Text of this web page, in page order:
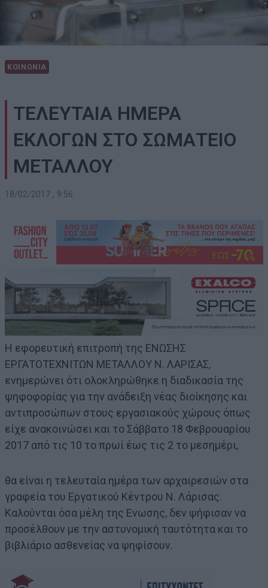
ΚΟΙΝΩΝΙΑ
ΤΕΛΕΥΤΑΙΑ ΗΜΕΡΑ
ΕΚΛΟΓΩΝ ΣΤΟ ΣΩΜΑΤΕΙΟ
ΜΕΤΑΛΛΟΥ
18/02/2017 , 9:56
Η εφορευτική επιτροπή της ΕΝΩΣΗΣ
ΕΡΓΑΤΟΤΕΧΝΙΤΩΝ ΜΕΤΑΛΛΟΥ Ν. ΛΑΡΙΣΑΣ,
ενημερώνει ότι ολοκληρώθηκε η διαδικασία της
ψηφοφορίας για την ανάδειξη νέας διοίκησης και
αντιπροσώπων στους εργασιακούς χώρους όπως
είχε ανακοινώσει και το Σάββατο 18 Φεβρουαρίου
2017 από τις 10 το πρωί έως τις 2 το μεσημέρι,
θα είναι η τελευταία ημέρα των αρχαιρεσιών στα
γραφεία του Εργατικού Κέντρου Ν. Λάρισας.
Καλούνται όσα μέλη της Ενωσης, δεν ψήφισαν να
προσέλθουν με την αστυνομική ταυτότητα και το
βιβλιάριο ασθενείας να ψηφίσουν.